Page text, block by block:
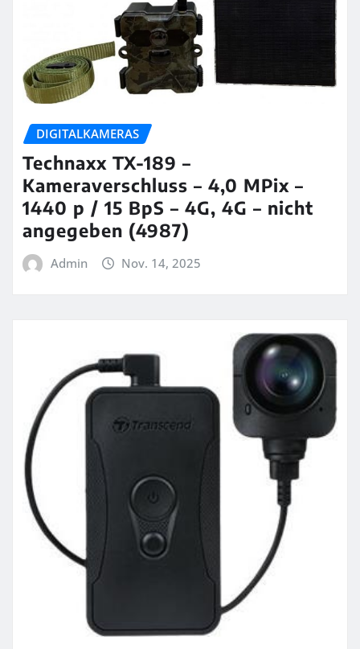
DIGITALKAMERAS
Technaxx TX-189 –
Kameraverschluss – 4,0 MPix –
1440 p / 15 BpS – 4G, 4G – nicht
angegeben (4987)
Admin Nov. 14, 2025